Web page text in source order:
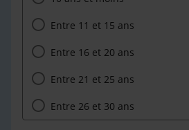
Entre 11 et 15 ans
Entre 16 et 20 ans
Entre 21 et 25 ans
Entre 26 et 30 ans